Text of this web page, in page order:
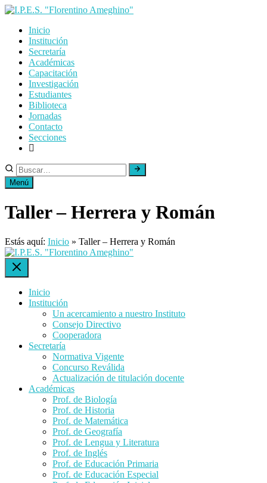
Skip
contentInicio
Institución
Secretaría
Académicas
Capacitación
Investigación
Estudiantes
Biblioteca
Jornadas
Contacto
Secciones
Menú
Taller – Herrera y Román
Estás aquí: Inicio » Taller – Herrera y Román
Inicio
Institución
Un acercamiento a nuestro Instituto
Consejo Directivo
Cooperadora
Secretaría
Normativa Vigente
Concurso Reválida
Actualización de titulación docente
Académicas
Prof. de Biología
Prof. de Historia
Prof. de Matemática
Prof. de Geografía
Prof. de Lengua y Literatura
Prof. de Inglés
Prof. de Educación Primaria
Prof. de Educación Especial